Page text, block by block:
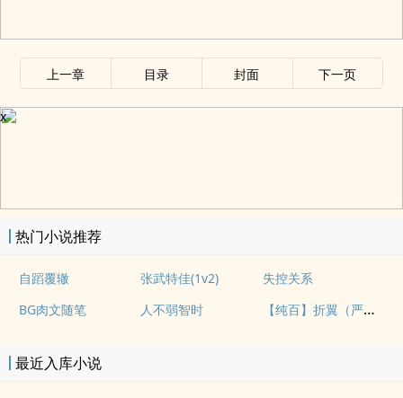
上一章 目录 封面 下一页
x
热门小说推荐
自蹈覆辙 张武特佳(1v2)
失控关系
BG肉文随笔
人不弱智时 【纯百】折翼（严厉上司是小鸟）
最近入库小说